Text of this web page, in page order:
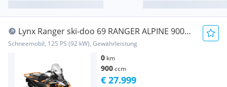
Lynx Ranger ski-doo 69 RANGER ALPINE 900
ACE Turbo
Schneemobil, 125 PS (92 kW), Gewährleistung
0 km
900ccm
€ 27.999